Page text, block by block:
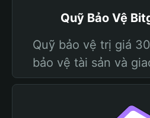
Quỹ Bảo Vệ
Quỹ bảo vệ trị giá
bảo vệ tài sản và